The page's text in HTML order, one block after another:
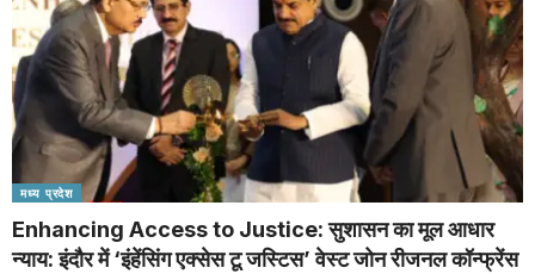
मध्य प्रदेश
Enhancing Access to Justice: सुशासन का मूल आधार
न्याय: इंदौर में ‘इंहेंसिंग एक्सेस टू जस्टिस’ वेस्ट जोन रीजनल कॉन्फ्रेंस